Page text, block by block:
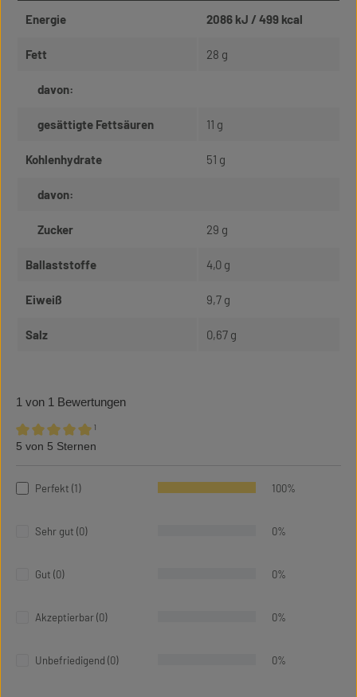
Energie 2086 kJ / 499 kcal
Fett 28 g
davon:
gesättigte Fettsäuren 11 g
Kohlenhydrate 51 g
davon:
Zucker 29 g
Ballaststoffe 4,0 g
Eiweiß 9,7 g
Salz 0,67 g
1 von 1 Bewertungen
Durchschnittliche Bewertung von 5 von 5 Sternen
¹
5 von 5 Sternen
Perfekt (1) 100%
Sehr gut (0) 0%
Gut (0) 0%
Akzeptierbar (0) 0%
Unbefriedigend (0) 0%